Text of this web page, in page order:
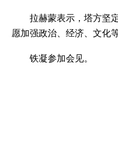
拉赫蒙表示，塔方坚
愿加强政治、经济、文化
铁凝参加会见。